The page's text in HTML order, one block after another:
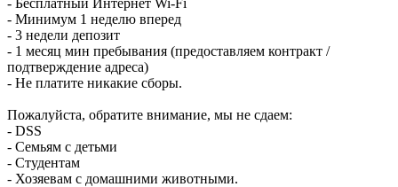
- Минимум 1 неделю вперед
- 3 недели депозит
- 1 месяц мин пребывания (предоставляем контракт /
подтверждение адреса)
- Не платите никакие сборы.
Пожалуйста, обратите внимание, мы не сдаем:
- DSS
- Семьям с детьми
- Студентам
- Хозяевам с домашними животными.